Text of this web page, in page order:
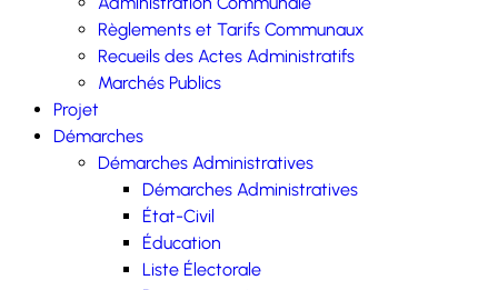
Règlements et Tarifs Communaux
Recueils des Actes Administratifs
Marchés Publics
Projet
Démarches
Démarches Administratives
Démarches Administratives
État-Civil
Éducation
Liste Électorale